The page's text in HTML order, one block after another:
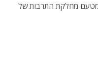
מחלקת התרבות של